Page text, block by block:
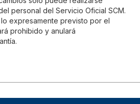
personal del Servicio Oficial SCM.
expresamente previsto por el
prohibido y anulará